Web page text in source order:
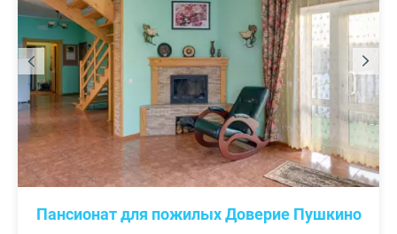
Пансионат для пожилых Доверие Пушкино